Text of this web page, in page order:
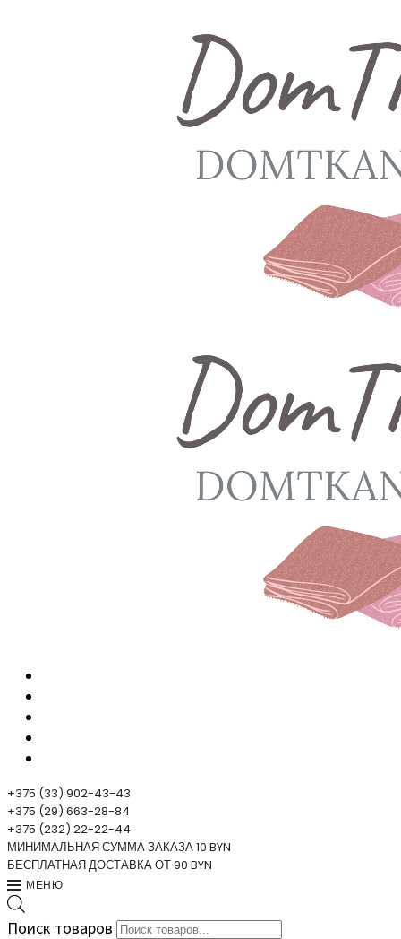
+375 (33) 902-43-43
+375 (29) 663-28-84
+375 (232) 22-22-44
МИНИМАЛЬНАЯ СУММА ЗАКАЗА 10 BYN
БЕСПЛАТНАЯ ДОСТАВКА ОТ 90 BYN
МЕНЮ
Поиск товаров